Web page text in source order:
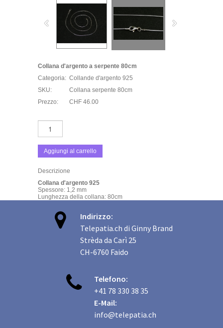
Collana d'argento a serpente 80cm
Categoria: Collande d'argento 925
SKU:
Collana serpente 80cm
Prezzo:
CHF 46.00
Aggiungi al carrello
Descrizione
Collana d'argento 925
Spessore: 1,2 mm
Lunghezza della collana: 80cm

Indirizzo:
Telepatia.ch di Ginny Brand
Strèda da Carì 25
CH-6760 Faido

Telefono:
+41 78 330 38 35
E-Mail:
info@telepatia.ch